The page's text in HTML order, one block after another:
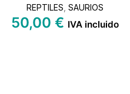
REPTILES ,SAURIOS
50,00€ IVA incluido